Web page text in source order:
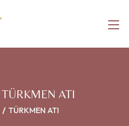
TÜRKMEN ATI
TÜRKMEN ATI